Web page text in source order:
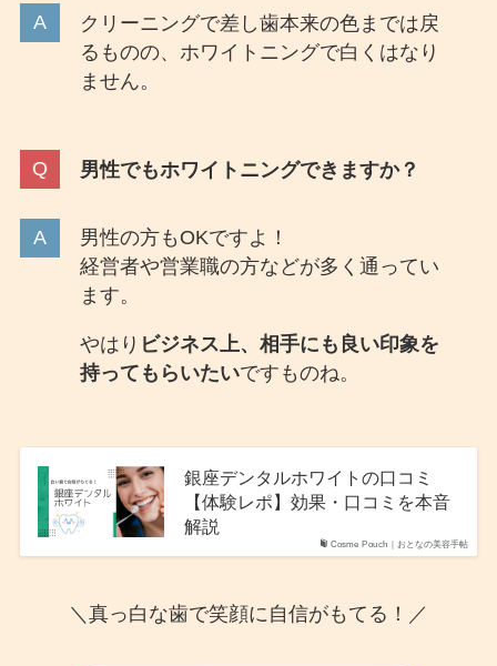
クリーニングで差し歯本来の色までは戻
るものの、ホワイトニングで白くはなり
ません。
男性でもホワイトニングできますか？
男性の方もOKですよ！
経営者や営業職の方などが多く通ってい
ます。
やはり ビジネス上、相手にも良い印象を
持ってもらいたいですものね。
Cosme Pouch｜おとなの美容手帖
銀座デンタルホワイトの口コミ
【体験レポ】効果・口コミを本音
解説
＼真っ白な歯で笑顔に自信がもてる！／